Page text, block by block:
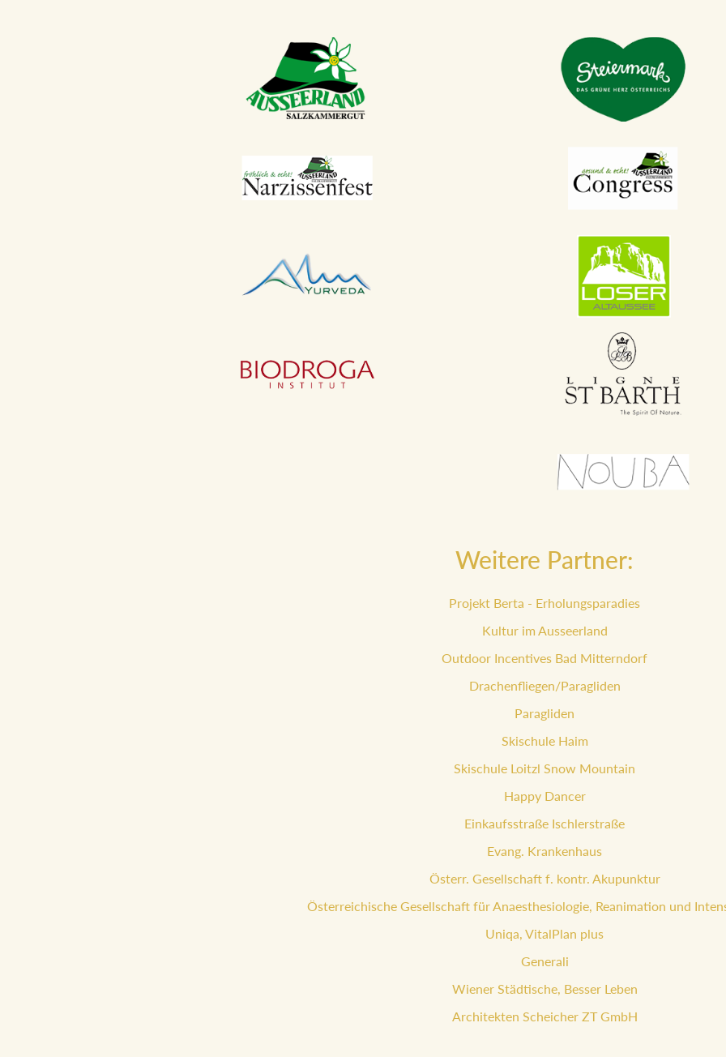
Weitere Partner:
Projekt Berta - Erholungsparadies
Kultur im Ausseerland
Outdoor Incentives Bad Mitterndorf
Drachenfliegen/Paragliden
Paragliden
Skischule Haim
Skischule Loitzl Snow Mountain
Happy Dancer
Einkaufsstraße Ischlerstraße
Evang. Krankenhaus
Österr. Gesellschaft f. kontr. Akupunktur
Österreichische Gesellschaft für Anaesthesiologie, Reanimation und
Uniqa, VitalPlan plus
Generali
Wiener Städtische, Besser Leben
Architekten Scheicher ZT GmbH